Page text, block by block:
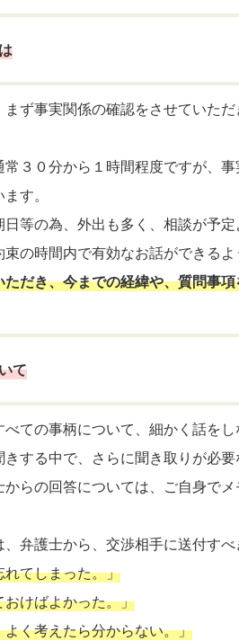
ず事実関係の確認をさせていた
３０分から１時間程度ですが、
す。
等の為、外出も多く、相談が予
の時間内で有効なお話ができるよ
だき、今までの経緯や、質問事
て
ての事柄について、細かく話を
する中で、さらに聞き取りが必
らの回答については、ご自身でメ
弁護士から、交渉相手に送付す
てしまった。」
けばよかった。」
く考えたら分からない。」